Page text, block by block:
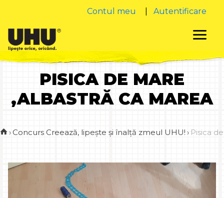
Contul meu Autentificare
PISICA DE MARE
,ALBASTRĂ CA MAREA
› Concurs Creează, lipește și înalță zmeul UHU! › Pisica